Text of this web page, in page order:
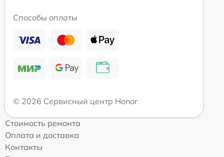
Способы оплаты
© 2026 Сервисный центр Honor
Стоимость ремонта
Оплата и доставка
Контакты